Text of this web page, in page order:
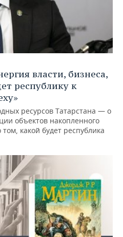
власти, бизнеса,
республику к
ресурсов Татарстана — о
объектов накопленного
какой будет республика